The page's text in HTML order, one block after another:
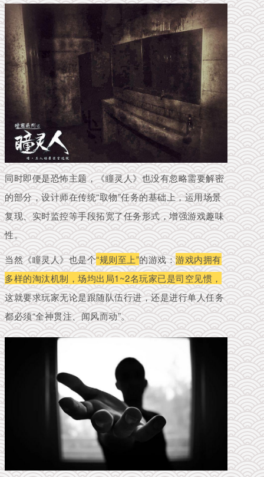
同时即便是恐怖主题，《瞳灵人》也没有忽略需要解密
的部分，设计师在传统“取物”任务的基础上，运用场景
复现、实时监控等手段拓宽了任务形式，增强游戏趣味
性。
当然《瞳灵人》也是个“规则至上”的游戏：游戏内拥有
多样的淘汰机制，场均出局1~2名玩家已是司空见惯，
这就要求玩家无论是跟随队伍行进，还是进行单人任务
都必须“全神贯注、闻风而动”。